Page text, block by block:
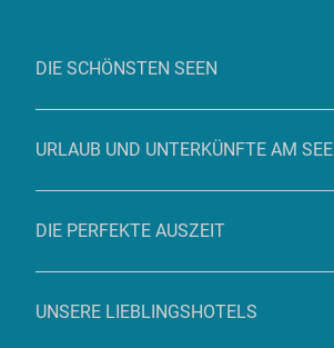
DIE SCHÖNSTEN SEEN
URLAUB UND UNTERKÜNFTE AM SEE
DIE PERFEKTE AUSZEIT
UNSERE LIEBLINGSHOTELS